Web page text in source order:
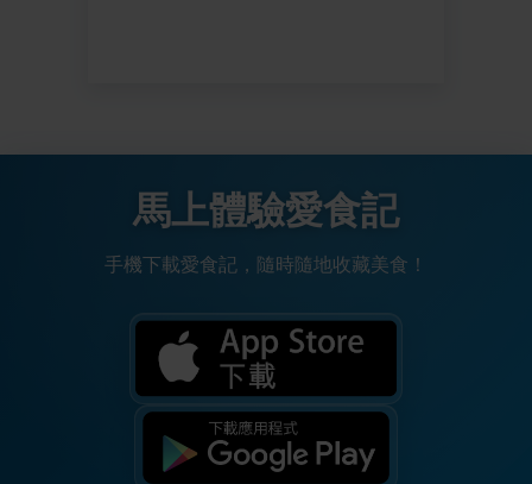
馬上體驗愛食記
手機下載愛食記，隨時隨地收藏美食！